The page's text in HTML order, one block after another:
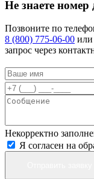
Не знаете номер
Позвоните по
8 (800) 775-06-00 или
запрос через
Некорректно
Я согласен на